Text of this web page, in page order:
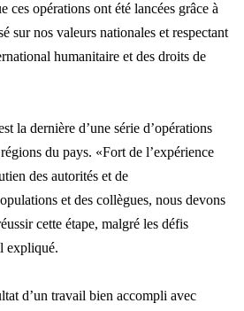
ces opérations ont été lancées grâce à
sur nos valeurs nationales et respectant
humanitaire et des droits de
la dernière d’une série d’opérations
du pays. «Fort de l’expérience
des autorités et de
et des collègues, nous devons
cette étape, malgré les défis
expliqué.
d’un travail bien accompli avec